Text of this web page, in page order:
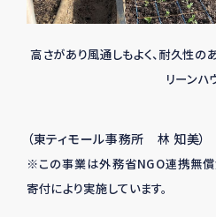
高さがあり風通しもよく、耐久性の
リーンハ
（東ティモール事務所 林 知美）
※この事業は外務省NGO連携無
寄付により実施しています。